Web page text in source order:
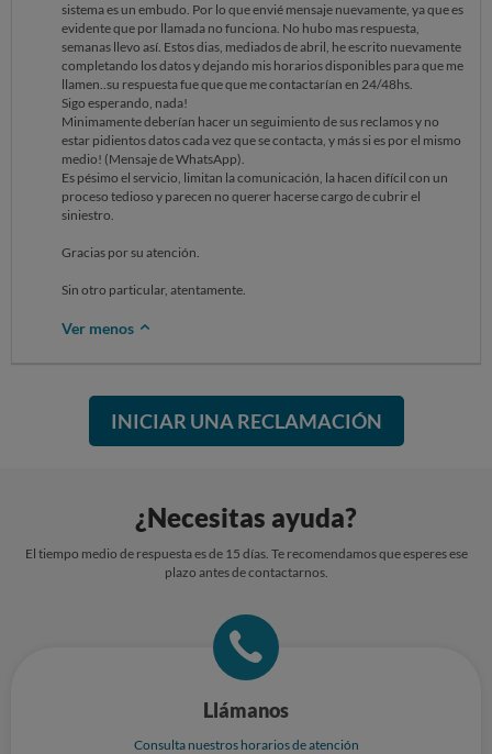
sistema es un embudo. Por lo que envié mensaje nuevamente, ya que es
evidente que por llamada no funciona. No hubo mas respuesta,
semanas llevo así. Estos dias, mediados de abril, he escrito nuevamente
completando los datos y dejando mis horarios disponibles para que me
llamen..su respuesta fue que que me contactarían en 24/48hs.
Sigo esperando, nada!
Minimamente deberían hacer un seguimiento de sus reclamos y no
estar pidientos datos cada vez que se contacta, y más si es por el mismo
medio! (Mensaje de WhatsApp).
Es pésimo el servicio, limitan la comunicación, la hacen difícil con un
proceso tedioso y parecen no querer hacerse cargo de cubrir el
siniestro.
Gracias por su atención.
Sin otro particular, atentamente.
Ver menos
INICIAR UNA RECLAMACIÓN
¿Necesitas ayuda?
El tiempo medio de respuesta es de 15 días. Te recomendamos que esperes ese
plazo antes de contactarnos.
Llámanos
Consulta nuestros horarios de atención